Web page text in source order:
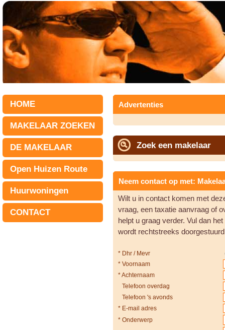
HOME
MAKELAAR ZOEKEN
DE MAKELAAR
Open Huizen Route
Huurwoningen
CONTACT
Advertenties
Zoek een makelaar
Neem contact op met:
Wilt u in contact komen met
vraag, een taxatie aanvraag of
helpt u graag verder. Vul dan
wordt rechtstreeks
* Dhr / Mevr
* Voornaam
*Achternaam
Telefoon overdag
Telefoon 's avonds
* E-mail adres
* Onderwerp